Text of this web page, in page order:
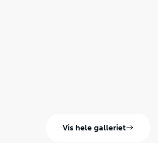
Vis hele galleriet